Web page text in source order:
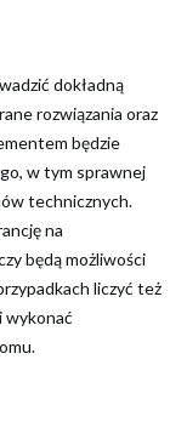
dokładną
rozwiązania oraz
będzie
w tym sprawnej
technicznych.
na
będą możliwości
liczyć też
wykonać